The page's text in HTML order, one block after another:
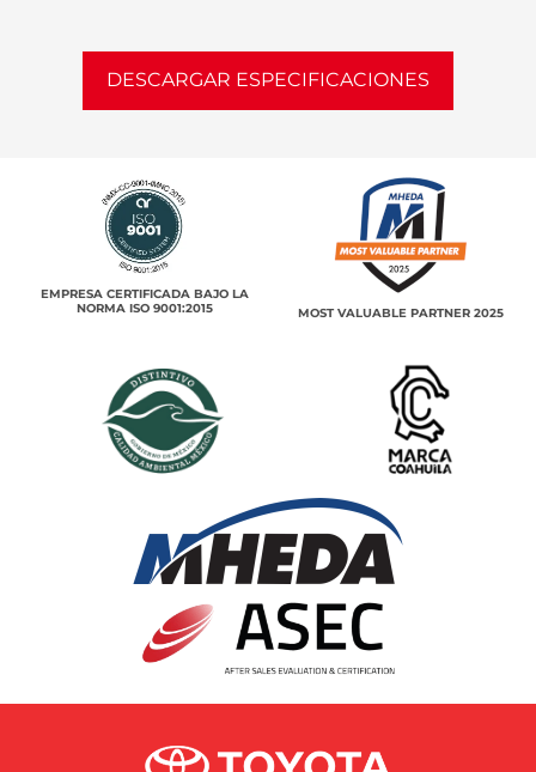
DESCARGAR ESPECIFICACIONES
EMPRESA CERTIFICADA BAJO LA
NORMA ISO 9001:2015
MOST VALUABLE PARTNER 2025